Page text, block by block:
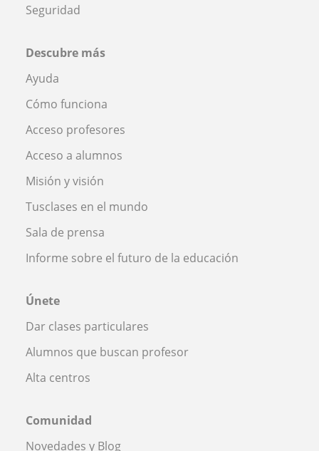
Seguridad
Descubre más
Ayuda
Cómo funciona
Acceso profesores
Acceso a alumnos
Misión y visión
Tusclases en el mundo
Sala de prensa
Informe sobre el futuro de la educación
Únete
Dar clases particulares
Alumnos que buscan profesor
Alta centros
Comunidad
Novedades y Blog